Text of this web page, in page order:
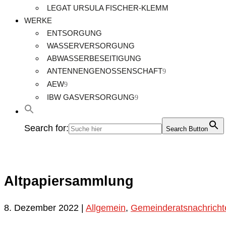
LEGAT URSULA FISCHER-KLEMM
WERKE
ENTSORGUNG
WASSERVERSORGUNG
ABWASSERBESEITIGUNG
ANTENNENGENOSSENSCHAFT
AEW
IBW GASVERSORGUNG
Search for: Search Button
Altpapiersammlung
8. Dezember 2022 | Allgemein,